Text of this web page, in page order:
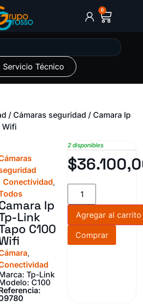
0
Servicio Técnico
/ Cámaras seguridad / Camara Ip
Wifi
Conectividad,
Ip
Link
C100
,
Tp-Link
C100
2 disponibles
$
Agregar al carrito
Comprar